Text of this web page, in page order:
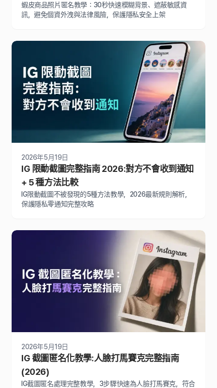
蝦皮商品照片匿名教學：30秒快速模糊背景、遮蔽敏感資
訊，避免個資外洩與法律風險，保護隱私安全上架
2026年5月19日
IG 限動截圖完整指南 2026:對方不會收到通知
+ 5 種方法比較
IG限動截圖不被發現的5種方法教學，2026最新規則解析，
保護隱私零通知完整攻略
2026年5月19日
IG 截圖匿名化教學:人臉打馬賽克完整指南
(2026)
IG截圖匿名處理完整教學，3步驟快速為人臉打馬賽克，符合